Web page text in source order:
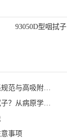
93050D型咽拭子
急性病毒性呼吸道感染标本采集规范与高吸附采样耗材的选择
流感检测为什么越来越推荐咽拭子？从病原学角度解析流感标本采集的重要性
事项